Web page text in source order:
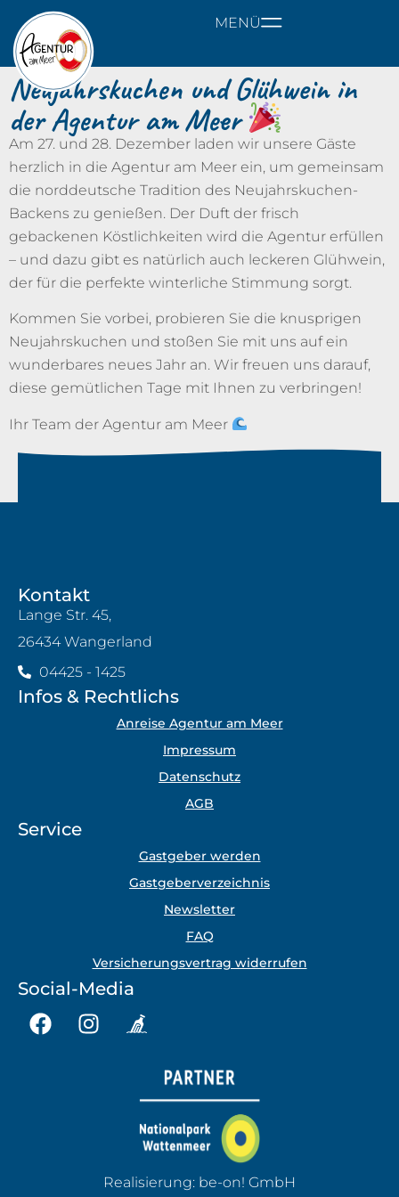
MENÜ
Neujahrskuchen und Glühwein in
der Agentur am Meer
Am 27. und 28. Dezember laden wir unsere Gäste
herzlich in die Agentur am Meer ein, um gemeinsam
die norddeutsche Tradition des Neujahrskuchen-
Backens zu genießen. Der Duft der frisch
gebackenen Köstlichkeiten wird die Agentur erfüllen
– und dazu gibt es natürlich auch leckeren Glühwein,
der für die perfekte winterliche Stimmung sorgt.
Kommen Sie vorbei, probieren Sie die knusprigen
Neujahrskuchen und stoßen Sie mit uns auf ein
wunderbares neues Jahr an. Wir freuen uns darauf,
diese gemütlichen Tage mit Ihnen zu verbringen!
Ihr Team der Agentur am Meer
Kontakt
Lange Str. 45,
26434 Wangerland
04425 - 1425
Infos & Rechtlichs
Anreise Agentur am Meer
Impressum
Datenschutz
AGB
Service
Gastgeber werden
Gastgeberverzeichnis
Newsletter
FAQ
Versicherungsvertrag widerrufen
Social-Media
Realisierung: be-on! GmbH